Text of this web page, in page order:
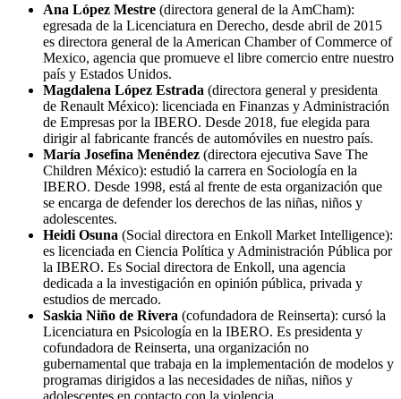
Ana López Mestre (directora general de la AmCham):
egresada de la Licenciatura en Derecho, desde abril de 2015
es directora general de la American Chamber of Commerce of
Mexico, agencia que promueve el libre comercio entre nuestro
país y Estados Unidos.
Magdalena López Estrada (directora general y presidenta
de Renault México): licenciada en Finanzas y Administración
de Empresas por la IBERO. Desde 2018, fue elegida para
dirigir al fabricante francés de automóviles en nuestro país.
María Josefina Menéndez (directora ejecutiva Save The
Children México): estudió la carrera en Sociología en la
IBERO. Desde 1998, está al frente de esta organización que
se encarga de defender los derechos de las niñas, niños y
adolescentes.
Heidi Osuna (Social directora en Enkoll Market Intelligence):
es licenciada en Ciencia Política y Administración Pública por
la IBERO. Es Social directora de Enkoll, una agencia
dedicada a la investigación en opinión pública, privada y
estudios de mercado.
Saskia Niño de Rivera (cofundadora de Reinserta): cursó la
Licenciatura en Psicología en la IBERO. Es presidenta y
cofundadora de Reinserta, una organización no
gubernamental que trabaja en la implementación de modelos y
programas dirigidos a las necesidades de niñas, niños y
adolescentes en contacto con la violencia.